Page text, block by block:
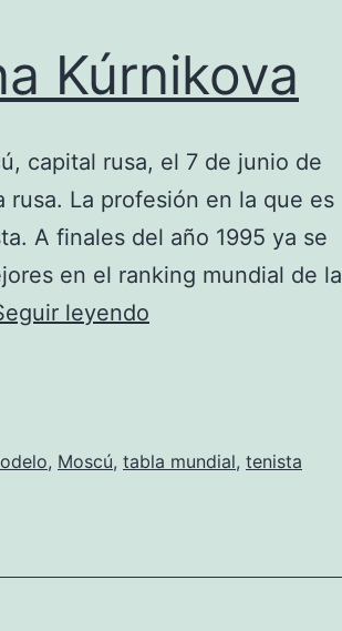
Kúrnikova
capital rusa, el 7 de junio de
rusa. La profesión en la que es
A finales del año 1995 ya se
en el ranking mundial de la
leyendo
, Moscú, tabla mundial, tenista